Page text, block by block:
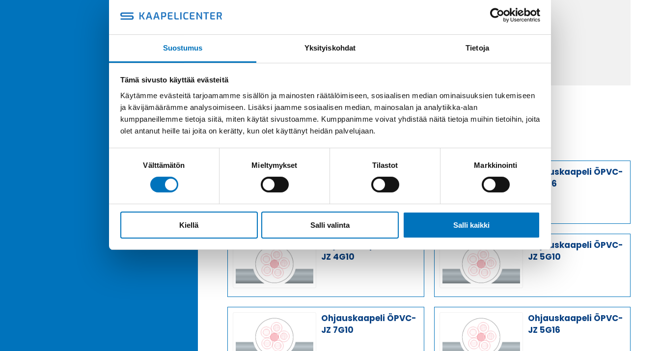
Suostumus Yksityiskohdat Tietoja
Tämä sivusto käyttää evästeitä
Käytämme evästeitä tarjoamamme sisällön ja mainosten räätälöimiseen, sosiaalisen median ominaisuuksien tukemiseen
ja kävijämäärämme analysoimiseen. Lisäksi jaamme sosiaalisen median, mainosalan ja analytiikka-alan
kumppaneillemme tietoja siitä, miten käytät sivustoamme. Kumppanimme voivat yhdistää näitä tietoja muihin tietoihin, joita
olet antanut heille tai joita on kerätty, kun olet käyttänyt heidän palvelujaan.
Välttämätön Mieltymykset Tilastot Markkinointi
Kiellä Salli valinta Salli kaikki
auttaa.
Tai lähetä sähköpostia
myynti@kaapelicenter.fi
Saman kaapelin eri versiot
Ohjauskaapeli ÖPVC-
Ohjauskaapeli ÖPVC-
JZ 7G6
JZ 4G10
Ohjauskaapeli ÖPVC-
JZ 5G10
Ohjauskaapeli ÖPVC-
JZ 7G10
Ohjauskaapeli ÖPVC-
JZ 5G16